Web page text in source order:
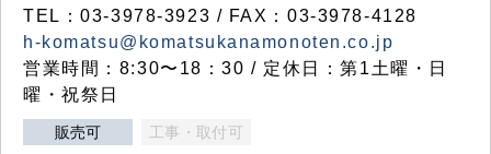
TEL：03-3978-3923 / FAX：03-3978-4128
h-komatsu@komatsukanamonoten.co.jp
営業時間：8:30〜18：30 / 定休日：第1土曜・日
曜・祝祭日
販売可 工事・取付可